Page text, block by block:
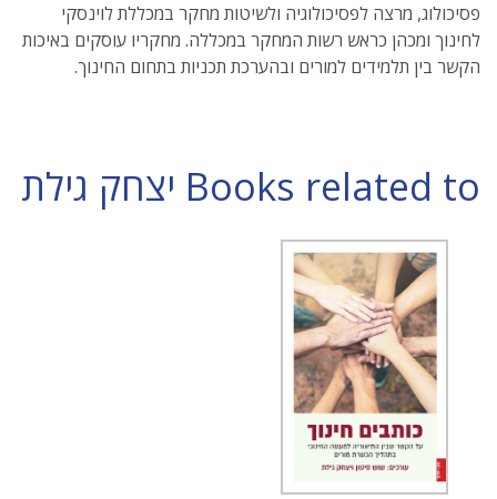
פסיכולוג, מרצה לפסיכולוגיה ולשיטות מחקר במכללת לוינסקי
לחינוך ומכהן כראש רשות המחקר במכללה. מחקריו עוסקים באיכות
הקשר בין תלמידים למורים ובהערכת תכניות בתחום החינוך.
Books related to יצחק גילת